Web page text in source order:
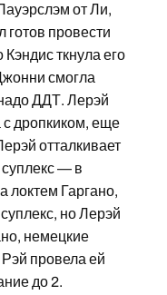
от Ли,
готов провести
ткнула его
смогла
ДДТ. Лерэй
дропкиком, еще
отталкивает
— в
локтем Гаргано,
но Лерэй
немецкие
провела ей
до 2.